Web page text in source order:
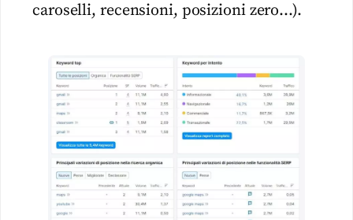
caroselli, recensioni, posizioni zero…).